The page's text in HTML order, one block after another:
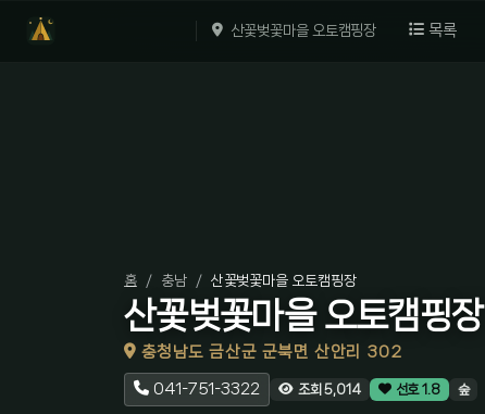
산꽃벚꽃마을 오토캠핑장 목록
홈 충남 산꽃벚꽃마을 오토캠핑장
산꽃벚꽃마을 오토캠핑장
충청남도 금산군 군북면 산안리 302
041-751-3322 조회 5,014 선호 1.8 숲